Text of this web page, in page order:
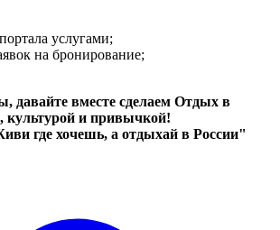
услугами;
на бронирование;
давайте вместе сделаем Отдых в
культурой и привычкой!
где хочешь, а отдыхай в России"